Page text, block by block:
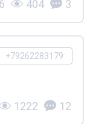
404 3
+79262283179
1222 12